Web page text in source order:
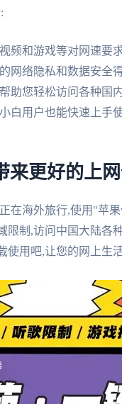
频和游戏等对网速要
网络隐私和数据安全
助您轻松访问各种国
白用户也能快速上手使
来更好的上
在海外旅行,使用"苹
限制,访问中国大陆各
使用吧,让您的网上生